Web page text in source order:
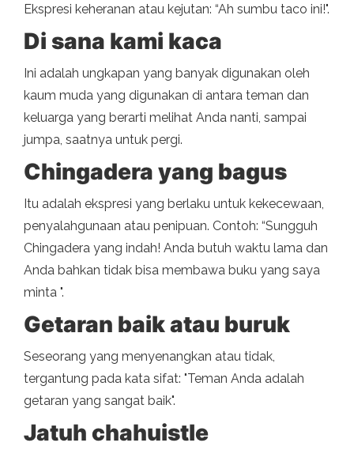
Ekspresi keheranan atau kejutan: “Ah sumbu taco ini!".
Di sana kami kaca
Ini adalah ungkapan yang banyak digunakan oleh
kaum muda yang digunakan di antara teman dan
keluarga yang berarti melihat Anda nanti, sampai
jumpa, saatnya untuk pergi.
Chingadera yang bagus
Itu adalah ekspresi yang berlaku untuk kekecewaan,
penyalahgunaan atau penipuan. Contoh: “Sungguh
Chingadera yang indah! Anda butuh waktu lama dan
Anda bahkan tidak bisa membawa buku yang saya
minta ".
Getaran baik atau buruk
Seseorang yang menyenangkan atau tidak,
tergantung pada kata sifat: "Teman Anda adalah
getaran yang sangat baik".
Jatuh chahuistle